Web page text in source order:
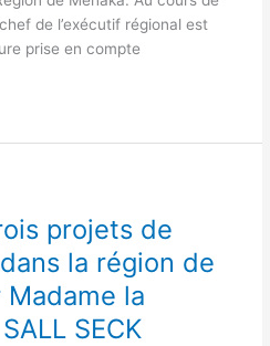
de l’exécutif régional est
prise en compte
projets de
la région de
la
SECK